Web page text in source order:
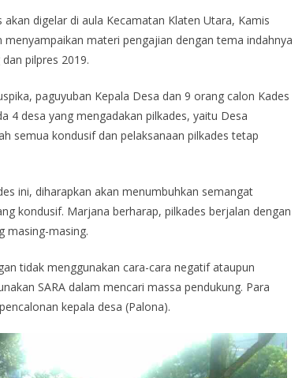
digelar di aula Kecamatan Klaten Utara, Kamis
materi pengajian dengan tema indahnya
pilpres 2019.
paguyuban Kepala Desa dan 9 orang calon Kades
4 desa yang mengadakan pilkades, yaitu Desa
semua kondusif dan pelaksanaan pilkades tetap
ini, diharapkan akan menumbuhkan semangat
kondusif. Marjana berharap, pilkades berjalan dengan
masing-masing.
tidak menggunakan cara-cara negatif ataupun
SARA dalam mencari massa pendukung. Para
kepala desa (Palona).